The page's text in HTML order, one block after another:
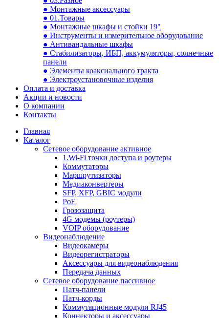
● Монтажные аксессуары
● 01.Товары
● Монтажные шкафы и стойки 19"
● Инструменты и измерительное оборудование
● Антивандальные шкафы
● Стабилизаторы, ИБП, аккумуляторы, солнечные
панели
● Элементы коаксиального тракта
● Электроустановочные изделия
Оплата и доставка
Акции и новости
О компании
Контакты
Главная
Каталог
Сетевое оборудование активное
1.Wi-Fi точки доступа и роутеры
Коммутаторы
Маршрутизаторы
Медиаконвертеры
SFP, XFP, GBIC модули
PoE
Грозозащита
4G модемы (роутеры)
VOIP оборудование
Видеонаблюдение
Видеокамеры
Видеорегистраторы
Аксессуары для видеонаблюдения
Передача данных
Сетевое оборудование пассивное
Патч-панели
Патч-корды
Коммутационные модули RJ45
Коннекторы и аксессуары